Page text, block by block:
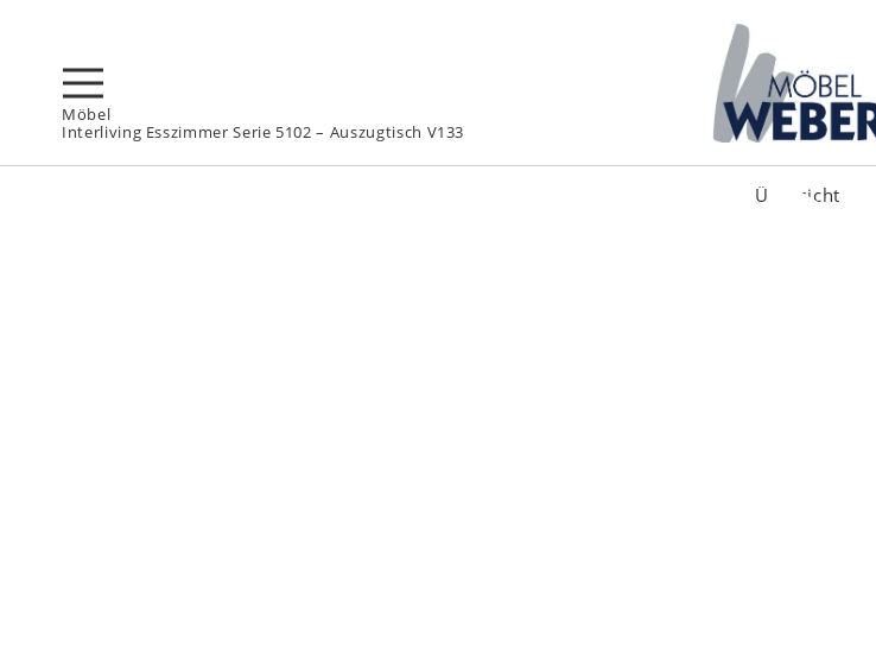
Möbel
Interliving Esszimmer Serie 5102 – Auszugtisch V133
Übersicht